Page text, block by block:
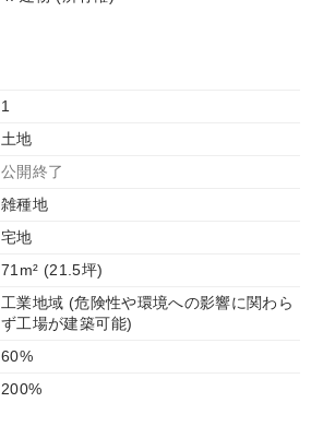
1
土地
公開終了
雑種地
宅地
71m² (21.5坪)
工業地域 (危険性や環境への影響に関わら
ず工場が建築可能)
60%
200%